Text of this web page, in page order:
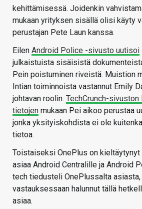
kehittämisessä. Joidenkin
mukaan yrityksen sisällä olisi käyty
perustajan Pete Laun kanssa.
Eilen Android Police -sivusto uutisoi
julkaistuista sisäisistä
Pein poistuminen riveistä. Muistion
Intian toiminnoista vastannut Emily
johtavan roolin. TechCrunch-
tietojen mukaan Pei aikoo perustaa
jonka yksityiskohdista ei ole
tietoa.
Toistaiseksi OnePlus on
asiaa Android Centralille ja Android
tech tiedusteli OnePlussalta
vastauksessaan halunnut tällä
asiaa.